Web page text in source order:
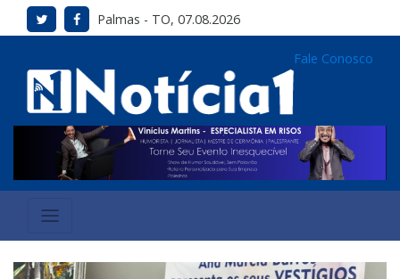
Palmas - TO, 07.08.2026
Fale Conosco